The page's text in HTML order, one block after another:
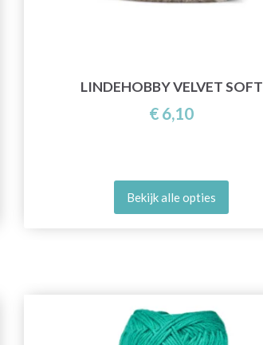
LINDEHOBBY VELVET SOFT
€ 6,10
Bekijk alle opties